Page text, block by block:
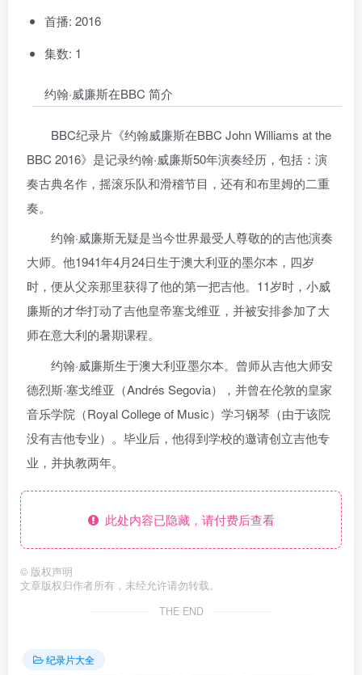
首播: 2016
集数: 1
约翰·威廉斯在BBC 简介
BBC纪录片《约翰威廉斯在BBC John Williams at the
BBC 2016》是记录约翰·威廉斯50年演奏经历，包括：演
奏古典名作，摇滚乐队和滑稽节目，还有和布里姆的二重
奏。
约翰·威廉斯无疑是当今世界最受人尊敬的的吉他演奏
大师。他1941年4月24日生于澳大利亚的墨尔本，四岁
时，便从父亲那里获得了他的第一把吉他。11岁时，小威
廉斯的才华打动了吉他皇帝塞戈维亚，并被安排参加了大
师在意大利的暑期课程。
约翰·威廉斯生于澳大利亚墨尔本。曾师从吉他大师安
德烈斯·塞戈维亚（Andrés Segovia），并曾在伦敦的皇家
音乐学院（Royal College of Music）学习钢琴（由于该院
没有吉他专业）。毕业后，他得到学校的邀请创立吉他专
业，并执教两年。
此处内容已隐藏，请付费后查看
© 版权声明
文章版权归作者所有，未经允许请勿转载。
THE END
纪录片大全